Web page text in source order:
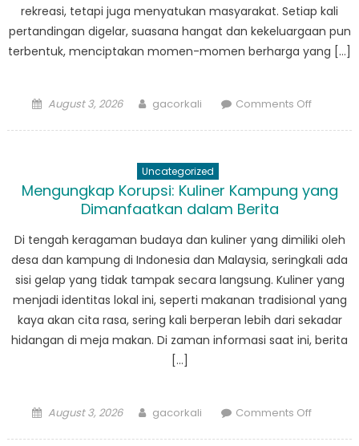
rekreasi, tetapi juga menyatukan masyarakat. Setiap kali
pertandingan digelar, suasana hangat dan kekeluargaan pun
terbentuk, menciptakan momen-momen berharga yang […]
Posted
August 3, 2026 Author
gacorkali Comments Offon
dan
Uncategorized
Mengungkap Korupsi: Kuliner Kampung yang
Dimanfaatkan dalam Berita
Di tengah keragaman budaya dan kuliner yang dimiliki oleh
desa dan kampung di Indonesia dan Malaysia, seringkali ada
sisi gelap yang tidak tampak secara langsung. Kuliner yang
menjadi identitas lokal ini, seperti makanan tradisional yang
kaya akan cita rasa, sering kali berperan lebih dari sekadar
hidangan di meja makan. Di zaman informasi saat ini, berita
[…]
Posted
August 3, 2026 Author
gacorkali Comments Offon